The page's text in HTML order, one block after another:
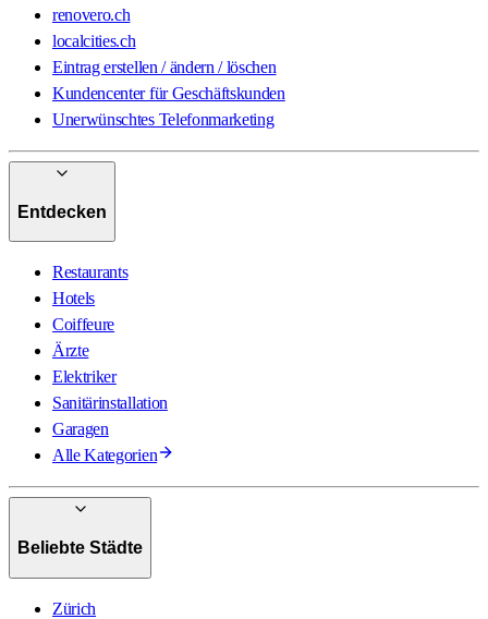
renovero.ch
localcities.ch
Eintrag erstellen / ändern / löschen
Kundencenter für Geschäftskunden
Unerwünschtes Telefonmarketing
Entdecken
Restaurants
Hotels
Coiffeure
Ärzte
Elektriker
Sanitärinstallation
Garagen
Alle Kategorien
Beliebte Städte
Zürich